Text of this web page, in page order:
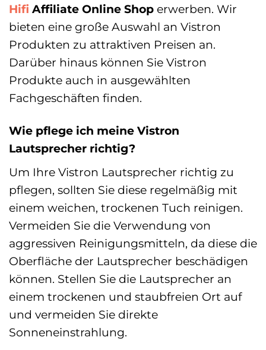
Hifi Affiliate Online Shop erwerben. Wir
bieten eine große Auswahl an Vistron
Produkten zu attraktiven Preisen an.
Darüber hinaus können Sie Vistron
Produkte auch in ausgewählten
Fachgeschäften finden.
Wie pflege ich meine Vistron
Lautsprecher richtig?
Um Ihre Vistron Lautsprecher richtig zu
pflegen, sollten Sie diese regelmäßig mit
einem weichen, trockenen Tuch reinigen.
Vermeiden Sie die Verwendung von
aggressiven Reinigungsmitteln, da diese die
Oberfläche der Lautsprecher beschädigen
können. Stellen Sie die Lautsprecher an
einem trockenen und staubfreien Ort auf
und vermeiden Sie direkte
Sonneneinstrahlung.